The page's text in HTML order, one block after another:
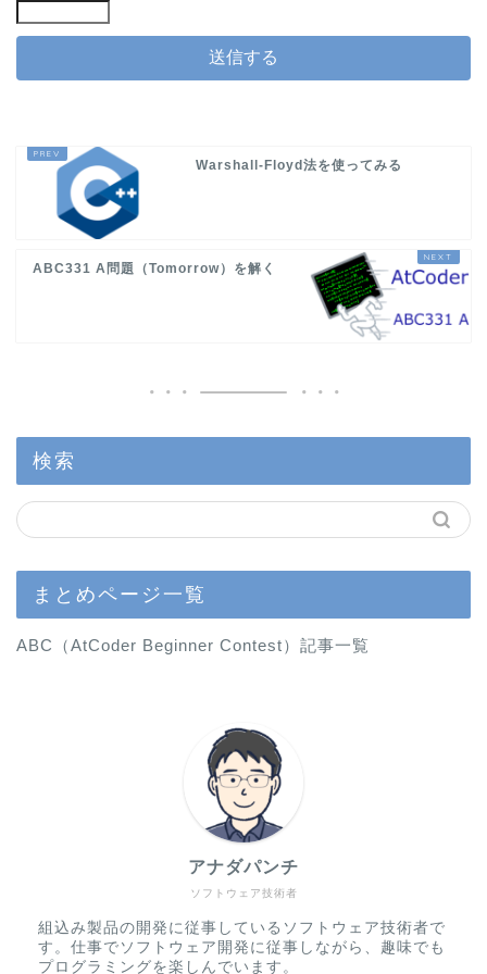
Warshall-Floyd法を使ってみる
ABC331 A問題（Tomorrow）を解く
検索
まとめページ一覧
ABC（AtCoder Beginner Contest）記事一覧
ソフトウェア技術者
アナダパンチ
組込み製品の開発に従事しているソフトウェア技術者で
す。仕事でソフトウェア開発に従事しながら、趣味でも
プログラミングを楽しんでいます。